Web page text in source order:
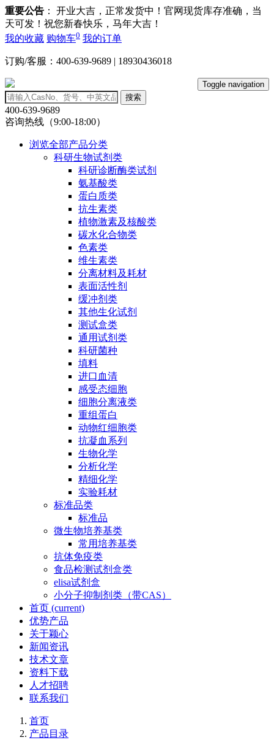
重要公告 ： 开业大吉，正常发货中！官网现货库存准确，当
天可发！祝您新春快乐，马年大吉！
我的收藏 购物车0 我的订单
订购/客服：400-639-9689 | 18930436018
Toggle navigation
搜索
400-639-9689
咨询热线（9:00-18:00）
浏览全部产品分类
科研生物试剂类
科研诊断酶类试剂
氨基酸类
蛋白质类
抗生素类
植物激素及核酸类
碳水化合物类
色素类
维生素类
分离材料及耗材
表面活性剂
缓冲剂类
其他生化试剂
测试盒类
通用试剂类
科研菌种
填料
进口血清
感受态细胞
细胞分离液类
重组蛋白
动物红细胞类
抗凝血系列
生物化学
分析化学
精细化学
实验耗材
标准品类
标准品
微生物培养基类
常用培养基类
抗体免疫类
食品检测试剂盒类
elisa试剂盒
小分子抑制剂类（带CAS）
首页 (current)
优势产品
关于颖心
新闻资讯
技术文章
资料下载
人才招聘
联系我们
首页
产品目录